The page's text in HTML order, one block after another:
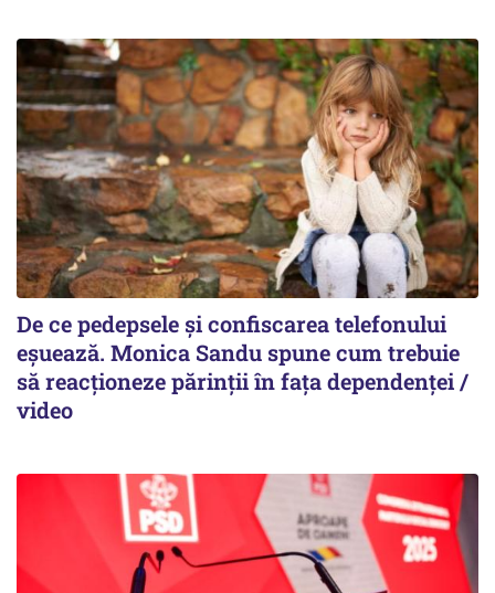
De ce pedepsele și confiscarea telefonului
eșuează. Monica Sandu spune cum trebuie
să reacționeze părinții în fața dependenței /
video